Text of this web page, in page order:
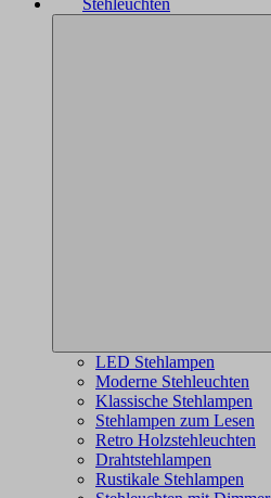
Stehleuchten
LED Stehlampen
Moderne Stehleuchten
Klassische Stehlampen
Stehlampen zum Lesen
Retro Holzstehleuchten
Drahtstehlampen
Rustikale Stehlampen